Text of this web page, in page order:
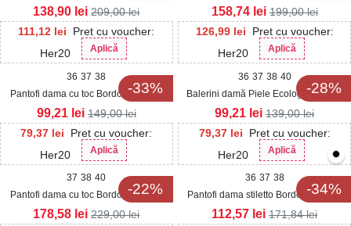
Ecologica Lacuita Emey
111,12 lei
Pret cu voucher:
Her20
Aplică
138,90 lei 209,00lei
Ecologica Intoarsa Vedys
126,99 lei
Pret cu voucher:
Her20
Aplică
158,74 lei 199,00lei
-33%
36 37 38
Pantofi dama cu toc Bordo din Piele
Ecologica Lacuita Carlia
79,37 lei
Pret cu voucher:
Her20
Aplică
99,21 lei 149,00lei
-28%
36 37 38 40
Balerini damă Piele Ecologica Bordo
Pyper
79,37 lei
Pret cu voucher:
Her20
Aplică
99,21 lei 139,00lei
-22%
37 38 40
Pantofi dama cu toc Bordo din Piele
Ecologica Intoarsa Jayda
178,58 lei 229,00lei
-34%
36 37 38
Pantofi dama stiletto Bordo din Piele
Ecologica Intoarsa Davyn
112,57 lei 171,84lei